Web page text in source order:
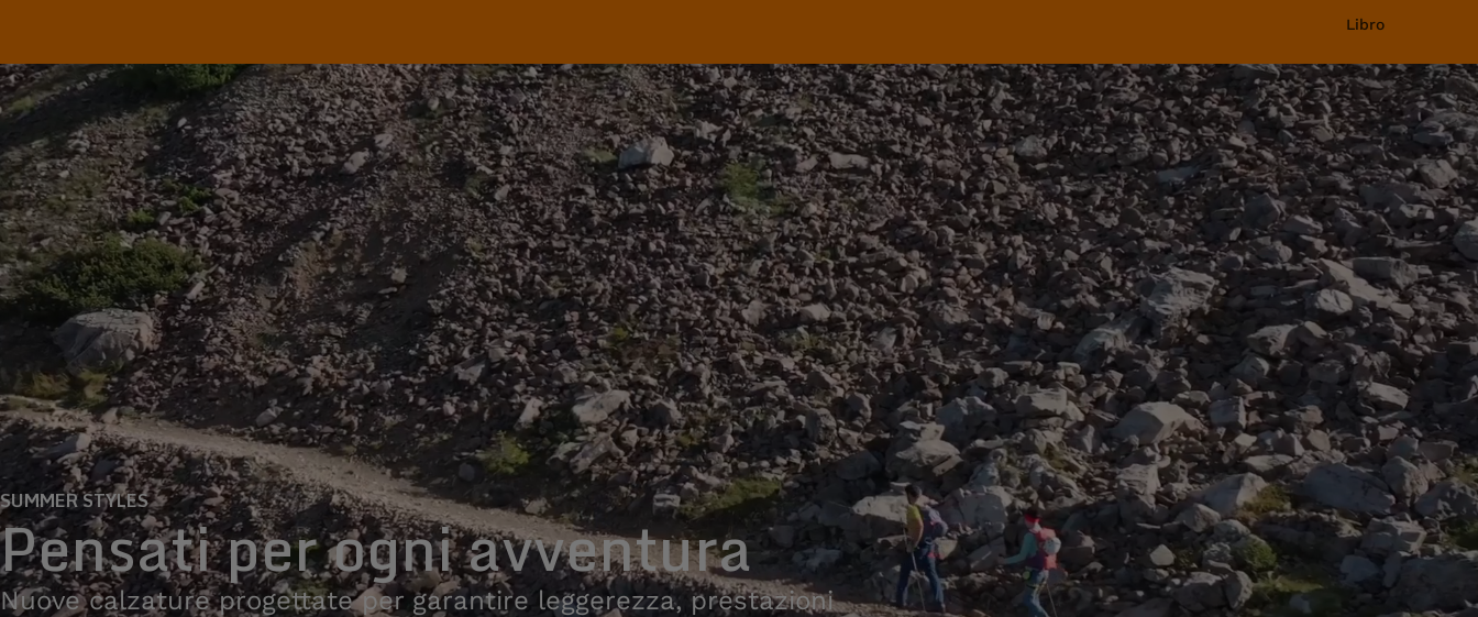
Libro
SUMMER STYLES
Pensati per ogni avventura
Nuove calzature progettate per garantire leggerezza, prestazioni